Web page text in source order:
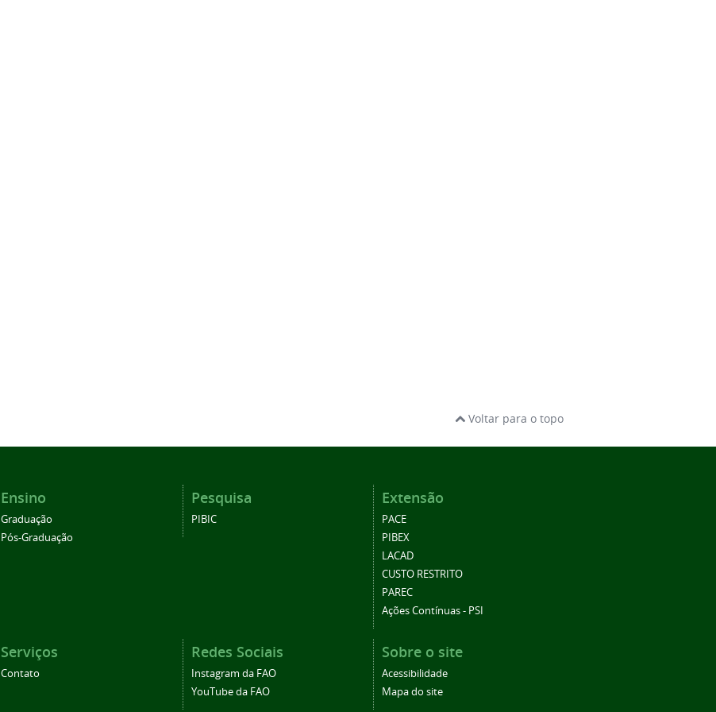
Voltar para o topo
Ensino
Graduação
Pós-Graduação
Pesquisa
PIBIC
Extensão
PACE
PIBEX
LACAD
CUSTO RESTRITO
PAREC
Ações Contínuas - PSI
Serviços
Contato
Redes Sociais
Instagram da FAO
YouTube da FAO
Sobre o site
Acessibilidade
Mapa do site